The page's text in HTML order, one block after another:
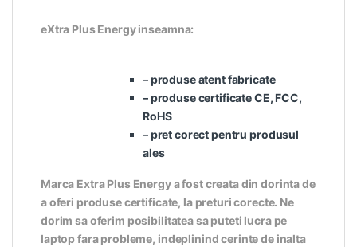
eXtra Plus Energy inseamna:
– produse atent fabricate
– produse certificate CE, FCC,
RoHS
– pret corect pentru produsul
ales
Marca Extra Plus Energy a fost creata din dorinta de
a oferi produse certificate, la preturi corecte. Ne
dorim sa oferim posibilitatea sa puteti lucra pe
laptop fara probleme, indeplinind cerinte de inalta